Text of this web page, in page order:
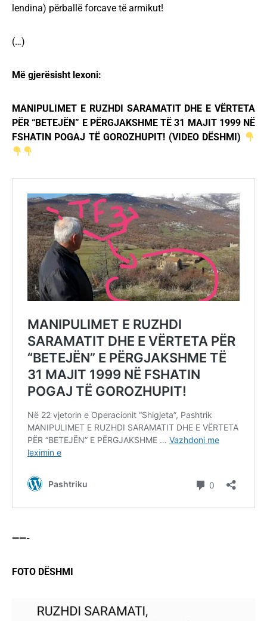
lendina) përballë forcave të armikut!
(…)
Më gjerësisht lexoni:
MANIPULIMET E RUZHDI SARAMATIT DHE E VËRTETA
PËR “BETEJËN” E PËRGJAKSHME TË 31 MAJIT 1999 NË
FSHATIN POGAJ TË GOROZHUPIT! (VIDEO DËSHMI)
——-
FOTO DËSHMI